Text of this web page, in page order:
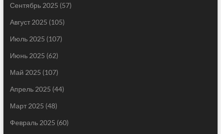
Сентябрь 2025 (57)
Август 2025 (105)
Июль 2025 (107)
Июнь 2025 (62)
Май 2025 (107)
Апрель 2025 (44)
Март 2025 (48)
Февраль 2025 (60)